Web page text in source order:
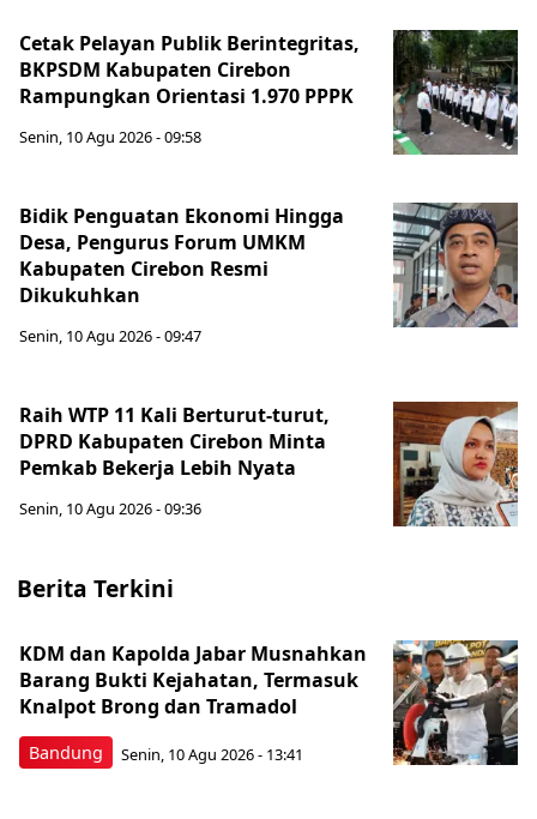
Cetak Pelayan Publik Berintegritas,
BKPSDM Kabupaten Cirebon
Rampungkan Orientasi 1.970 PPPK
Senin, 10 Agu 2026 - 09:58
Bidik Penguatan Ekonomi Hingga
Desa, Pengurus Forum UMKM
Kabupaten Cirebon Resmi
Dikukuhkan
Senin, 10 Agu 2026 - 09:47
Raih WTP 11 Kali Berturut-turut,
DPRD Kabupaten Cirebon Minta
Pemkab Bekerja Lebih Nyata
Senin, 10 Agu 2026 - 09:36
Berita Terkini
Bandung
KDM dan Kapolda Jabar Musnahkan
Barang Bukti Kejahatan, Termasuk
Knalpot Brong dan Tramadol
Senin, 10 Agu 2026 - 13:41